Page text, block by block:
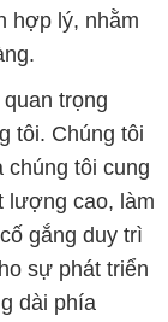
tôi cung
cao, làm
gắng duy trì
sự phát triển
dài phía
khả năng đáp
phục vụ cho
khác